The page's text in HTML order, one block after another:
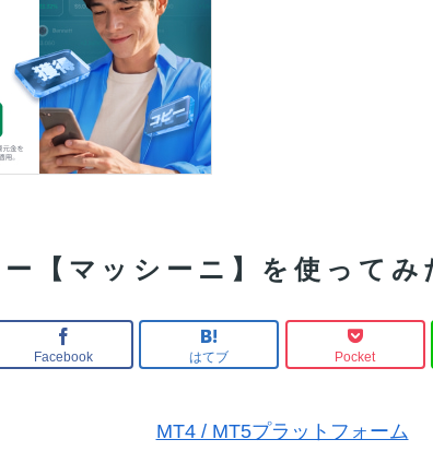
【マッシーニ】を使ってみ
Facebook はてブ Pocket
MT4 / MT5プラットフォーム